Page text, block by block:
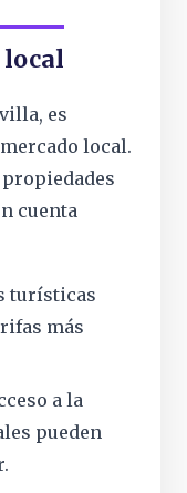
local
es
local.
cuenta
turísticas
más
a la
pueden